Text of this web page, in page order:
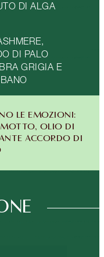
DI ALGA
DI PALO
GRIGIA E
LE EMOZIONI:
OLIO DI
ACCORDO DI